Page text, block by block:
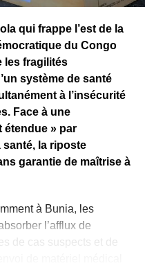
qui frappe l’est de la
du Congo
les fragilités
système de santé
à l’insécurité
Face à une
étendue » par
santé, la riposte
garantie de maîtrise à
à Bunia, les
l’afflux de
de cas suspects et de